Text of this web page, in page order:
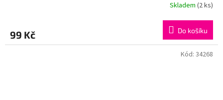
Skladem (2 ks)
99 Kč Do košíku
Kód: 34268